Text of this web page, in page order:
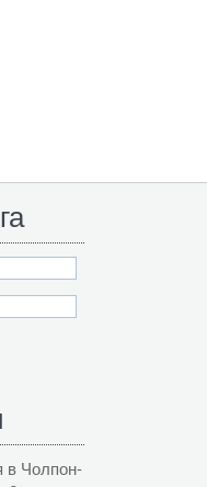
в Чолпон-